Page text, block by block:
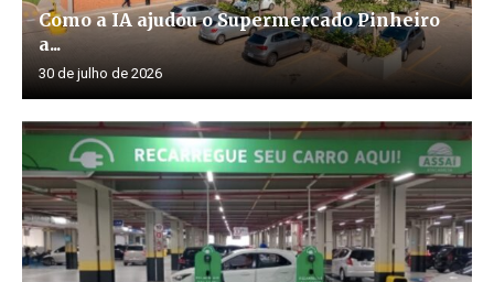
Como a IA ajudou o Supermercado Pinheiro
a...
30 de julho de 2026